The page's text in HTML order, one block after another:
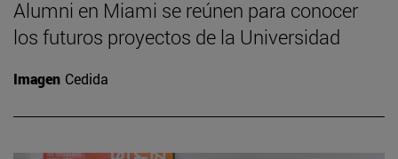
Alumni en Miami se reúnen para conocer
los futuros proyectos de la Universidad
Imagen Cedida